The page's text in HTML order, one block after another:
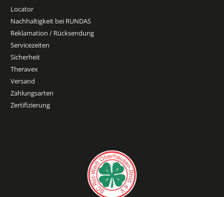
Locator
Nachhaltigkeit bei RUNDAS
Reklamation / Rücksendung
Servicezeiten
Sicherheit
Theravex
Versand
Zahlungsarten
Zertifizierung